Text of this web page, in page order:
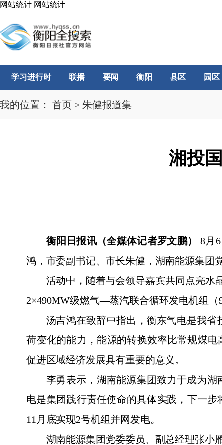
网站统计 网站统计
学习进行时 联播 要闻 衡阳 县区 园区
我的位置： 首页 > 朱健报道集
湘投
衡阳日报讯（全媒体记者罗文鹏）
8月
鸿，市委副书记、市长朱健，湖南能源集团
活动中，随着与会领导嘉宾共同点亮水
2×490MW级燃气—蒸汽联合循环发电机组（
汤吉鸿在致辞中指出，衡东气电是我
荷变化的能力，能源的转换效率比常规煤
促进区域经济发展具有重要的意义。
李勇表示，湖南能源集团致力于成为
电是集团践行责任使命的具体实践，下一
11月底实现2号机组并网发电。
湖南能源集团党委委员、副总经理张小